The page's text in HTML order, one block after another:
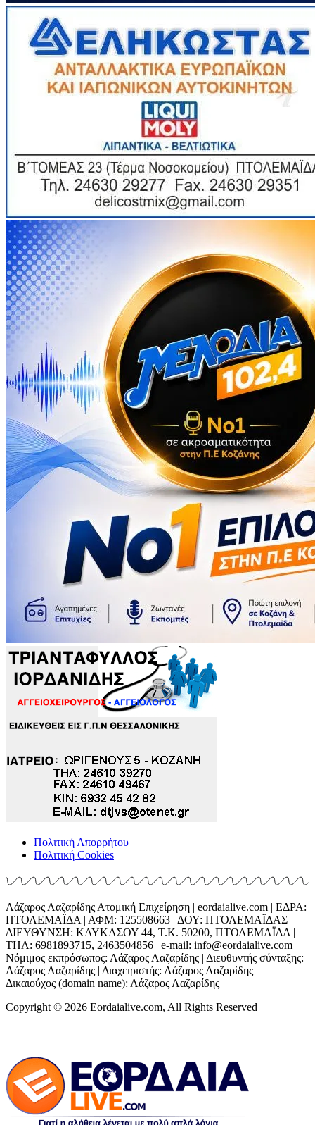
Πολιτική Απορρήτου
Πολιτική Cookies
Λάζαρος Λαζαρίδης Ατομική Επιχείρηση | eordaialive.com | ΕΔΡΑ:
ΠΤΟΛΕΜΑΪΔΑ | ΑΦΜ: 125508663 | ΔΟΥ: ΠΤΟΛΕΜΑΪΔΑΣ
ΔΙΕΥΘΥΝΣΗ: ΚΑΥΚΑΣΟΥ 44, Τ.Κ. 50200, ΠΤΟΛΕΜΑΪΔΑ |
ΤΗΛ: 6981893715, 2463504856 | e-mail: info@eordaialive.com
Νόμιμος εκπρόσωπος: Λάζαρος Λαζαρίδης | Διευθυντής σύνταξης:
Λάζαρος Λαζαρίδης | Διαχειριστής: Λάζαρος Λαζαρίδης |
Δικαιούχος (domain name): Λάζαρος Λαζαρίδης
Copyright © 2026 Eordaialive.com, All Rights Reserved